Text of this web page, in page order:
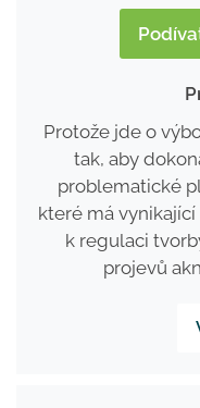
Protože jde o
tak, aby
problematické
které má
k regulaci
projevů